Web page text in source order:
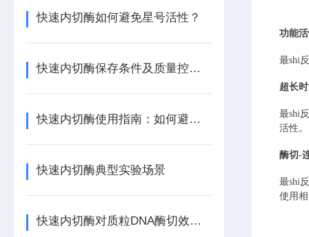
快速内切酶如何避免星号活性？
快速内切酶保存条件及质量控制要点
快速内切酶使用指南：如何避免星状活性与提高特异性？
快速内切酶典型实验场景
快速内切酶对质粒DNA酶切效率的影响因素
功能
最shi
超长
最shi
活性。
酶切-
最shi
使用